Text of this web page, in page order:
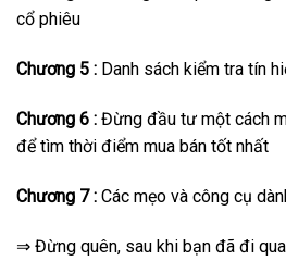
cổ phiêu
Chương 5 : Danh sách kiểm tra tín
Chương 6 : Đừng đầu tư một cách
để tìm thời điểm mua bán tốt nhất
Chương 7 : Các mẹo và công cụ
⇒ Đừng quên, sau khi bạn đã đi